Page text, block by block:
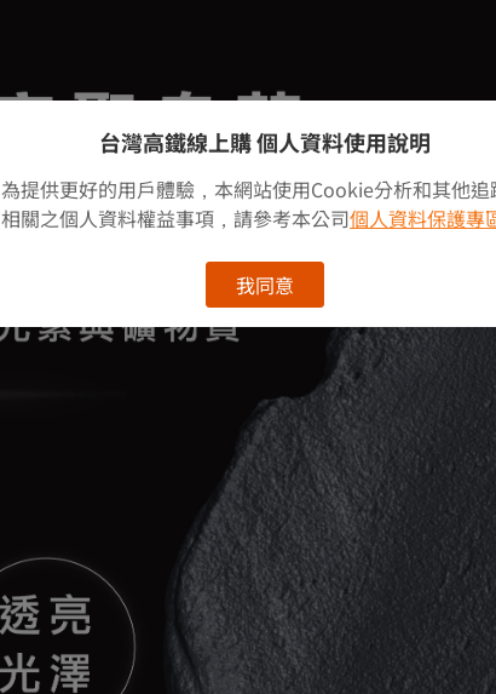
台灣高鐵線上購 個人資料使用說明
為提供更好的用戶體驗，本網站使用Cookie分析和其他追
相關之個人資料權益事項，請參考本公司個人資料保護專
我同意